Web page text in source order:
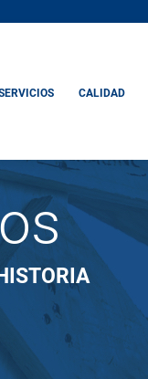
CALIDAD